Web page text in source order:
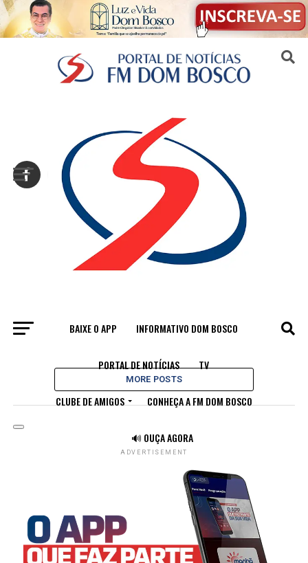
BAIXE O APP INFORMATIVO DOM BOSCO
PORTAL DE NOTÍCIAS TV
CLUBE DE AMIGOS CONHEÇA A FM DOM BOSCO
🔊 OUÇA AGORA
All posts tagged "Salesianos"
MORE POSTS
ADVERTISEMENT
Sair da versão mobile